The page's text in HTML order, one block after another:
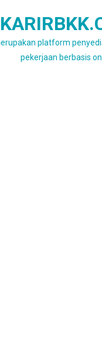
platform
pekerjaan berbasis